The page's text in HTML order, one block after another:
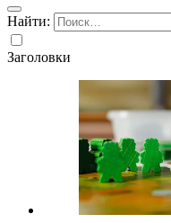
Найти:
Заголовки